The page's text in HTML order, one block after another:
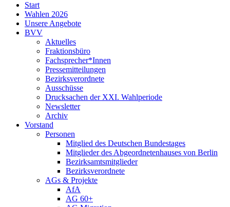
Start
Wahlen 2026
Unsere Angebote
BVV
Aktuelles
Fraktionsbüro
Fachsprecher*Innen
Pressemitteilungen
Bezirksverordnete
Ausschüsse
Drucksachen der XXI. Wahlperiode
Newsletter
Archiv
Vorstand
Personen
Mitglied des Deutschen Bundestages
Mitglieder des Abgeordnetenhauses von Berlin
Bezirksamtsmitglieder
Bezirksverordnete
AGs & Projekte
AfA
AG 60+